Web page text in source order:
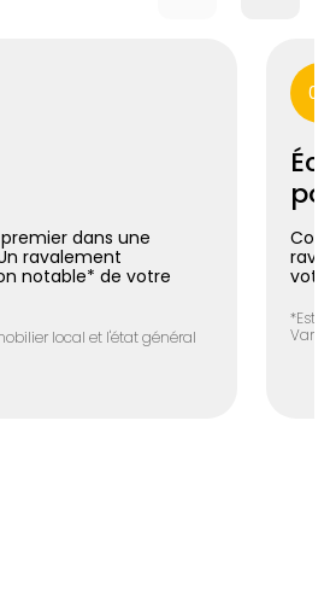
dans une
ravalement
notable* de votre
local et l'état général
04